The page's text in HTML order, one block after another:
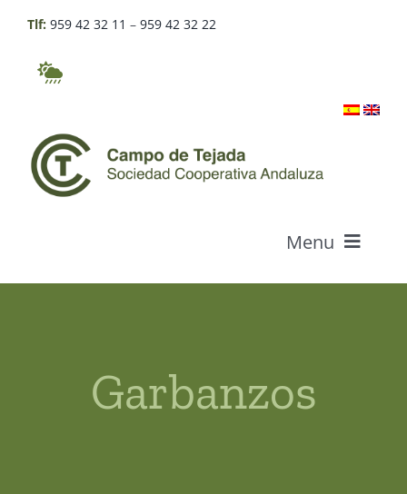
content
Tlf: 959 42 32 11 – 959 42 32 22
Menu
Garbanzos